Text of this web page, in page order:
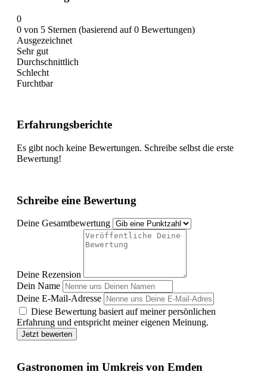
0
0 von 5 Sternen (basierend auf 0 Bewertungen)
Ausgezeichnet
Sehr gut
Durchschnittlich
Schlecht
Furchtbar
Erfahrungsberichte
Es gibt noch keine Bewertungen. Schreibe selbst die erste
Bewertung!
Schreibe eine Bewertung
Deine Gesamtbewertung
Deine Rezension
Dein Name
Deine E-Mail-Adresse
Diese Bewertung basiert auf meiner persönlichen
Erfahrung und entspricht meiner eigenen Meinung.
Jetzt bewerten
Gastronomen im Umkreis von Emden